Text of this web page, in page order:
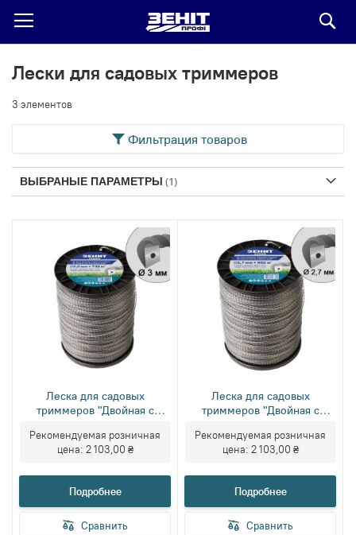
Лески для садовых триммеров
3 элементов
Фильтрация товаров
ВЫБРАНЫЕ ПАРАМЕТРЫ
Леска для садовых
триммеров "Двойная с
(КР2-30-730-КВ)
Рекомендуемая розничная
цена: 2 103,00 ₴
Подробнее
Сравнить
Леска для садовых
триммеров "Двойная с
Рекомендуемая розничная
цена: 2 103,00 ₴
Подробнее
Сравнить